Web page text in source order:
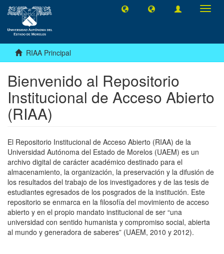
RIAA Principal
Bienvenido al Repositorio
Institucional de Acceso Abierto
(RIAA)
El Repositorio Institucional de Acceso Abierto (RIAA) de la
Universidad Autónoma del Estado de Morelos (UAEM) es un
archivo digital de carácter académico destinado para el
almacenamiento, la organización, la preservación y la difusión de
los resultados del trabajo de los investigadores y de las tesis de
estudiantes egresados de los posgrados de la institución. Este
repositorio se enmarca en la filosofía del movimiento de acceso
abierto y en el propio mandato institucional de ser “una
universidad con sentido humanista y compromiso social, abierta
al mundo y generadora de saberes” (UAEM, 2010 y 2012).